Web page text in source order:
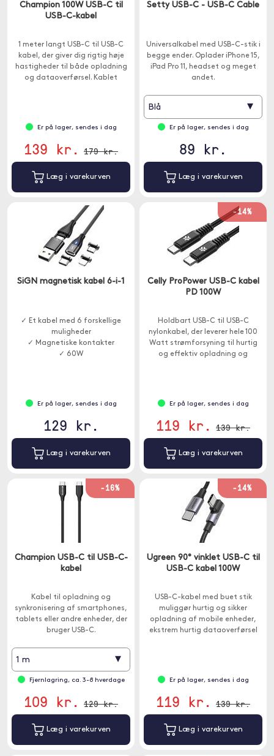
Champion 100W USB-C til
USB-C-kabel
1 meter langt USB-C til USB-C
kabel, der giver dig rigtig høje
hastigheder til både opladning
og dataoverførsel. Kablet
Er på lager, sendes i dag
139 kr. 179 kr.
Læg i varekurven
Setty USB-C - USB-C Cable
Universalkabel med USB-C-stik i
begge ender. Oplader iPhone 15,
iPad Pro 11, headset og meget
andet.
Blå ▾
Er på lager, sendes i dag
89 kr.
Læg i varekurven
SiGN magnetisk kabel 6-i-1
✓ Et kabel med 6 forskellige
muligheder
✓ Magnetiske kontakter
✓ 60W
Er på lager, sendes i dag
129 kr.
Læg i varekurven
-14%
Celly ProPower USB-C kabel
PD 100W
Holdbart USB-C til USB-C
nylonkabel, der leverer hele 100
Watt strømforsyning til hurtig
og effektiv opladning og
Er på lager, sendes i dag
119 kr. 139 kr.
Læg i varekurven
-16%
Champion USB-C til USB-C-
kabel
Kabel til opladning og
synkronisering af smartphones,
tablets eller andre enheder, der
bruger USB-C.
1 m ▾
Fjernlagring, ca. 3-8 hverdage
109 kr. 129 kr.
Læg i varekurven
-14%
Ugreen 90° vinklet USB-C til
USB-C kabel 100W
USB-C-kabel med buet stik
muliggør hurtig og sikker
opladning af mobile enheder,
ekstrem hurtig dataoverførsel
Er på lager, sendes i dag
119 kr. 139 kr.
Læg i varekurven